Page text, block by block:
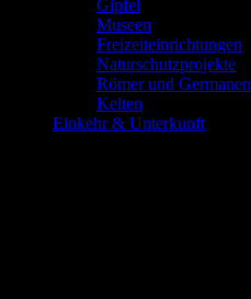
Gipfel
Museen
Freizeiteinrichtungen
Naturschutzprojekte
Römer und Germanen
Kelten
Einkehr & Unterkunft